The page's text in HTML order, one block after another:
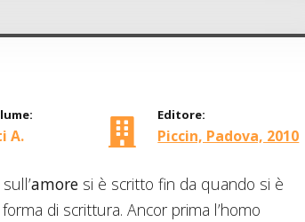
A.
Editore:
Piccin, Padova, 2010
amore si è scritto fin da quando si è
di scrittura. Ancor prima l’homo